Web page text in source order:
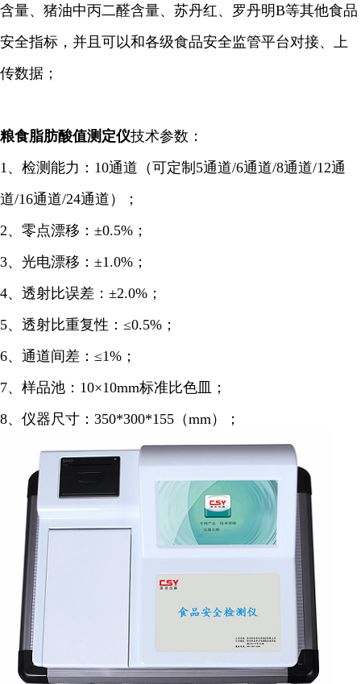
含量、猪油中丙二醛含量、苏丹红、罗丹明B等其他食品
安全指标，并且可以和各级食品安全监管平台对接、上
传数据；
粮食脂肪酸值测定仪技术参数：
1、检测能力：10通道（可定制5通道/6通道/8通道/12通
道/16通道/24通道）；
2、零点漂移：±0.5%；
3、光电漂移：±1.0%；
4、透射比误差：±2.0%；
5、透射比重复性：≤0.5%；
6、通道间差：≤1%；
7、样品池：10×10mm标准比色皿；
8、仪器尺寸：350*300*155（mm）；